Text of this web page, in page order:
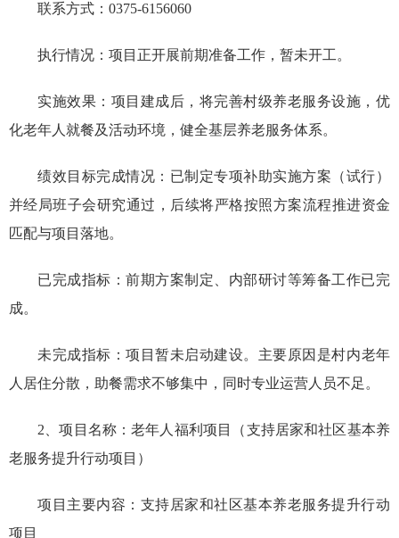
联系方式：0375-6156060
执行情况： 项目正开展前期准备工作，暂未开工。
实施效果： 项目建成后，将完善村级养老服务设施，优
化老年人就餐及活动环境，健全基层养老服务体系。
绩效目标完成情况： 已制定专项补助实施方案（试行）
并经局班子会研究通过，后续将严格按照方案流程推进资金
匹配与项目落地。
已完成指标：前期方案制定、内部研讨等筹备工作已完
成。
未完成指标：项目暂未启动建设。 主要原因是村内老年
人居住分散，助餐需求不够集中，同时专业运营人员不足。
2、项目名称：老年人福利项目（支持居家和社区基本养
老服务提升行动项目）
项目主要内容：支持居家和社区基本养老服务提升行动
项目